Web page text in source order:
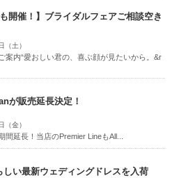
開催！】ブライダルフェアご相談空き
（土）
案内“愛おしい君の、喜ぶ顔が見たいから。&r
が販売延長決定！
（金）
間延長！当店のPremier LineもAll...
しい最新ウェディングドレスを入荷